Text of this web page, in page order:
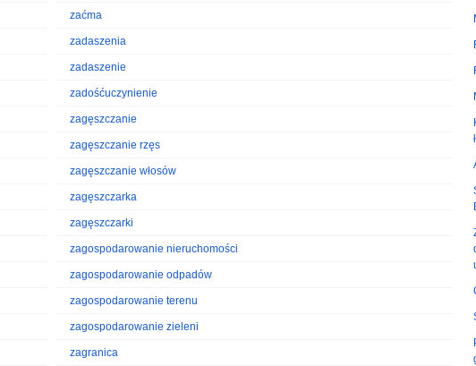
zaćma
zadaszenia
zadaszenie
zadośćuczynienie
zagęszczanie
zagęszczanie rzęs
zagęszczanie włosów
zagęszczarka
zagęszczarki
zagospodarowanie nieruchomości
zagospodarowanie odpadów
zagospodarowanie terenu
zagospodarowanie zieleni
zagranica